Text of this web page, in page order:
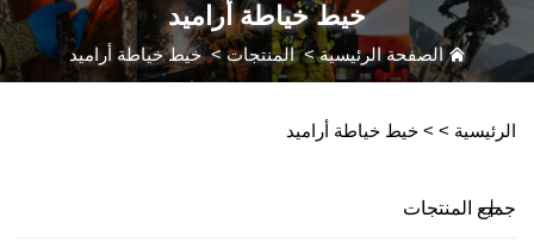
خيط خياطة أراميد
الصفحة الرئيسية>المنتجات>خيط خياطة أراميد
الرئيسية > > خيط خياطة أراميد
جميع المنتجات